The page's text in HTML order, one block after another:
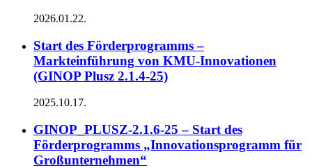
2026.01.22.
Start des Förderprogramms –
Markteinführung von KMU-Innovationen
(GINOP Plusz 2.1.4-25)
2025.10.17.
GINOP_PLUSZ-2.1.6-25 – Start des
Förderprogramms „Innovationsprogramm für
Großunternehmen“